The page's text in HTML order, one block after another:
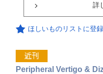
詳
ほしいものリストに登録
Peripheral Vertigo &